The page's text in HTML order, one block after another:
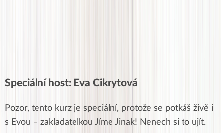
Speciální host: Eva Cikrytová
Pozor, tento kurz je speciální, protože se potkáš živě i
s Evou – zakladatelkou Jíme Jinak! Nenech si to ujít.